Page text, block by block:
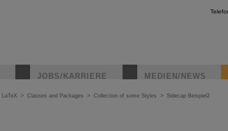
JOBS/KARRIERE MEDIEN/NEWS
LaTeX > Classes and Packages > Collection of some Styles > Sidecap Beispiel2